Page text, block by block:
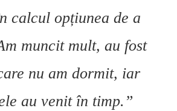
calcul opțiunea de a
muncit mult, au fost
nu am dormit, iar
au venit în timp.”